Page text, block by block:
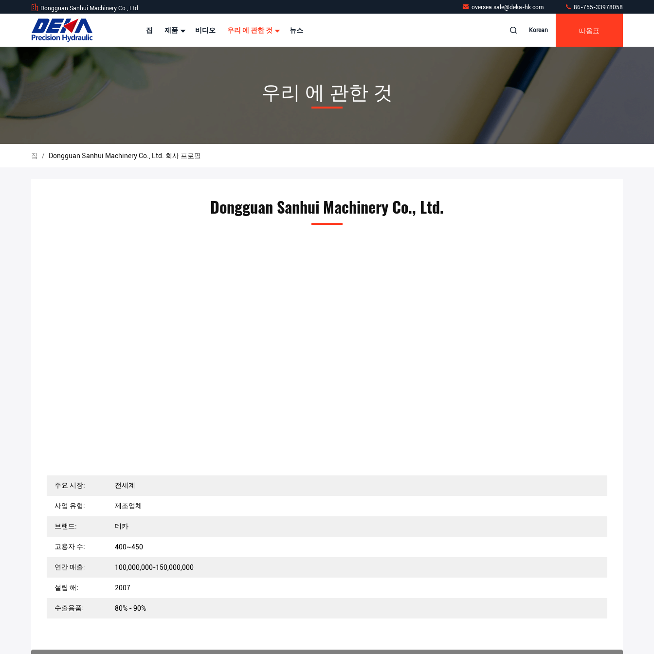
Dongguan Sanhui Machinery Co., Ltd. oversea.sale@deka-hk.com 86-755-33978058
집 제품 비디오 우리 에 관한 것 뉴스 Korean 따옴표
우리 에 관한 것
집 / Dongguan Sanhui Machinery Co., Ltd. 회사 프로필
Dongguan Sanhui Machinery Co., Ltd.
주요 시장: 전세계
사업 유형: 제조업체
브랜드: 데카
고용자 수: 400~450
연간 매출: 100,000,000-150,000,000
설립 해: 2007
수출용품: 80% - 90%